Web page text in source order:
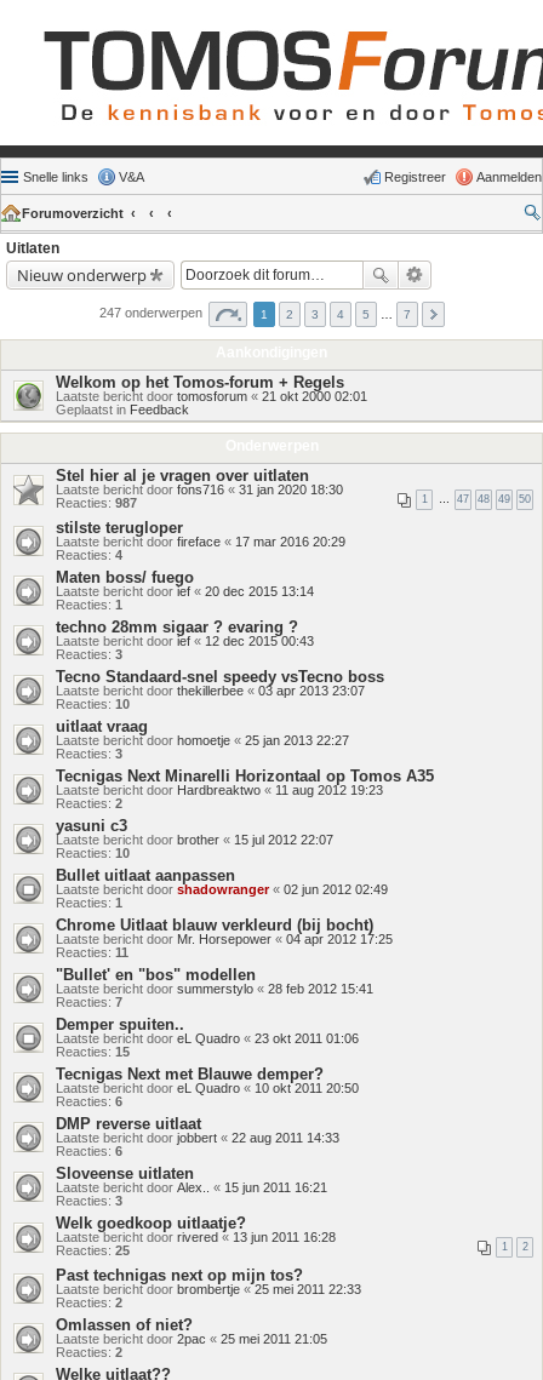
Snelle links V&A Aanmelden
Registreer
Forumoverzicht
Uitlaten
Nieuw onderwerp
247 onderwerpen 1 2 3 4 5 7
Welkom op het Tomos-forum + Regels
Laatste bericht door tomosforum « 21 okt 2000 02:01
Geplaatst in Feedback
Stel hier al je vragen over uitlaten
Laatste bericht door fons716 « 31 jan 2020 18:30
Reacties: 987 1 … 47 48 49 50
stilste terugloper
Laatste bericht door fireface « 17 mar 2016 20:29
Reacties: 4
Maten boss/ fuego
Laatste bericht doorief « 20 dec 2015 13:14
Reacties: 1
techno 28mm sigaar ? evaring ?
Laatste bericht door ief « 12 dec 2015 00:43
Reacties: 3
Tecno Standaard-snel speedy vsTecno boss
Laatste bericht door thekillerbee « 03 apr 2013 23:07
Reacties: 10
uitlaat vraag
Laatste bericht door homoetje « 25 jan 2013 22:27
Reacties: 3
Tecnigas Next Minarelli Horizontaal op Tomos A35
Laatste bericht door Hardbreaktwo « 11 aug 2012 19:23
Reacties: 2
yasuni c3
Laatste bericht door brother « 15 jul 2012 22:07
Reacties: 10
Bullet uitlaat aanpassen
Laatste bericht door shadowranger« 02 jun 2012 02:49
Reacties: 1
Chrome Uitlaat blauw verkleurd (bij bocht)
Laatste bericht door Mr. Horsepower « 04 apr 2012 17:25
Reacties: 11
"Bullet' en "bos" modellen
Laatste bericht door summerstylo « 28 feb 2012 15:41
Reacties: 7
Demper spuiten..
Laatste bericht door eL Quadro « 23 okt 2011 01:06
Reacties: 15
Tecnigas Next met Blauwe demper?
Laatste bericht door eL Quadro « 10 okt 2011 20:50
Reacties: 6
DMP reverse uitlaat
Laatste bericht door jobbert « 22 aug 2011 14:33
Reacties: 6
Sloveense uitlaten
Laatste bericht door Alex.. « 15 jun 2011 16:21
Reacties: 3
Welk goedkoop uitlaatje?
Laatste bericht door rivered « 13 jun 2011 16:28
Reacties: 25 1 2
Past technigas next op mijn tos?
Laatste bericht door brombertje «25 mei 2011 22:33
Reacties: 2
Omlassen of niet?
Laatste bericht door 2pac « 25 mei 2011 21:05
Reacties: 2
Welke uitlaat??